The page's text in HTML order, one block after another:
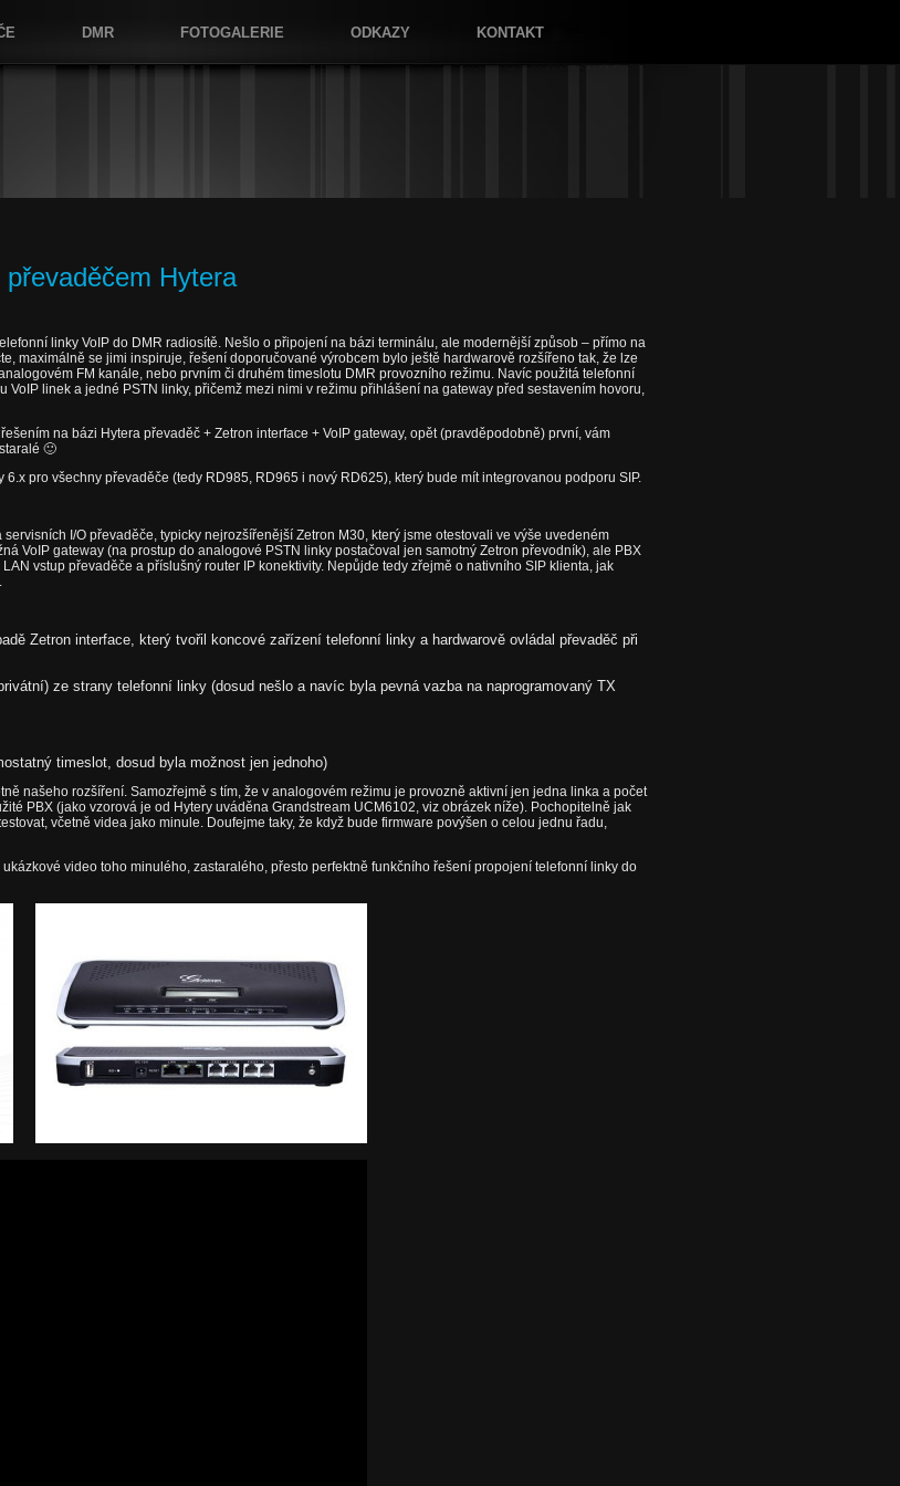
DMR FOTOGALERIE ODKAZY KONTAKT
Hytera
linky VoIP do DMR radiosítě. Nešlo o připojení na bázi terminálu, ale modernější způsob – přímo na
maximálně se jimi inspiruje, řešení doporučované výrobcem bylo ještě hardwarově rozšířeno tak, že lze
FM kanále, nebo prvním či druhém timeslotu DMR provozního režimu. Navíc použitá telefonní
linek a jedné PSTN linky, přičemž mezi nimi v režimu přihlášení na gateway před sestavením hovoru,
na bázi Hytera převaděč + Zetron interface + VoIP gateway, opět (pravděpodobně) první, vám
🙂
pro všechny převaděče (tedy RD985, RD965 i nový RD625), který bude mít integrovanou podporu SIP.
I/O převaděče, typicky nejrozšířenější Zetron M30, který jsme otestovali ve výše uvedeném
VoIP gateway (na prostup do analogové PSTN linky postačoval jen samotný Zetron převodník), ale PBX
vstup převaděče a příslušný router IP konektivity. Nepůjde tedy zřejmě o nativního SIP klienta, jak
Zetron interface, který tvořil koncové zařízení telefonní linky a hardwarově ovládal převaděč při
ze strany telefonní linky (dosud nešlo a navíc byla pevná vazba na naprogramovaný TX
timeslot, dosud byla možnost jen jednoho)
našeho rozšíření. Samozřejmě s tím, že v analogovém režimu je provozně aktivní jen jedna linka a počet
PBX (jako vzorová je od Hytery uváděna Grandstream UCM6102, viz obrázek níže). Pochopitelně jak
včetně videa jako minule. Doufejme taky, že když bude firmware povýšen o celou jednu řadu,
video toho minulého, zastaralého, přesto perfektně funkčního řešení propojení telefonní linky do